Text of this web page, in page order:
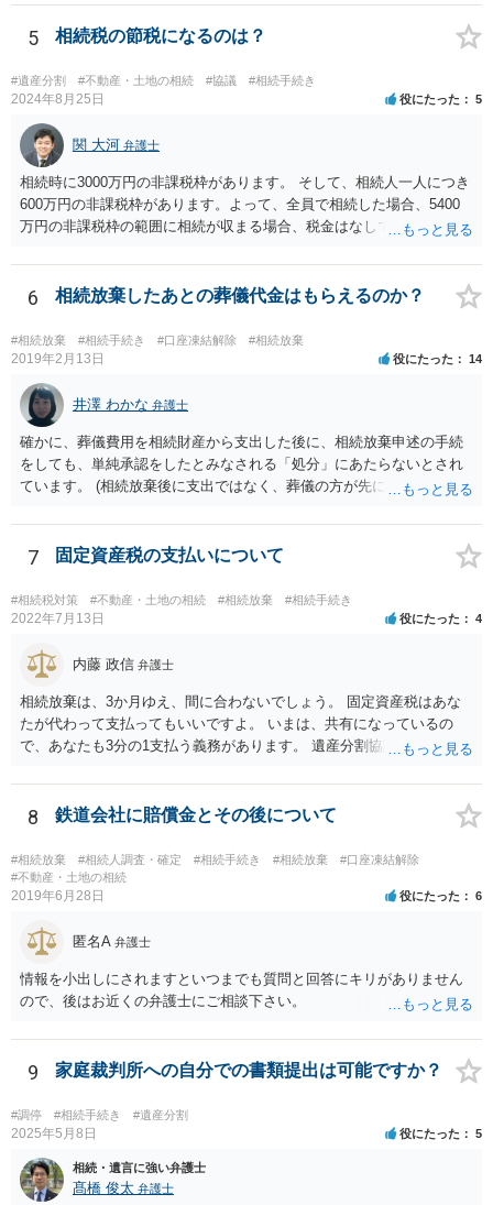
放棄するかどうか決めることができます。 銀行やサラ金が数年も放置
することはありませんので、数年後に借金が発見される可能性はほぼ
ありません。 なお、私が扱った相続放棄を検討していた案件で、期間
伸長して調査したところ、サラ金に対する過払金など相当な財産が見
つかったため相続したという事例がありました。
5 相続税の節税になるのは？
#遺産分割 #不動産・土地の相続 #協議 #相続手続き
2024年8月25日 役にたった 5
関 大河 弁護士
相続時に3000万円の非課税枠があります。 そして、相続人一人につき
600万円の非課税枠があります。よって、全員で相続した場合、5400
万円の非課税枠の範囲に相続が収まる場合、税金はなしです。 一人が
範囲となります。 一般的には、全員で相続する方が税金はお得です。
また、全員で相続しても、話し合いの結果、親がすべて相続と決める
こともできます。この場合でも相続の非課税枠は、全員で相続した540
0万円分使えます。 父が亡くなり、母が全部相続すると、母から三人
で相続する際は、4800万円が非課税枠となります。 そうすると、母が
亡くなってから相続すると、両親のどちらかが亡くなってから相続す
るより非課税の枠が減少します。 計画的に相続をするのがおすすめと
いうことになります。これ以外にも気をつける点はあるかもしれませ
んので、一度相談して想定するのがおすすめと思います。
6 相続放棄したあとの葬儀代金はもらえるのか？
#相続放棄 #相続手続き #口座凍結解除 #相続放棄
2019年2月13日 役にたった 14
井澤 わかな 弁護士
確かに、葬儀費用を相続財産から支出した後に、相続放棄申述の手続
をしても、単純承認をしたとみなされる「処分」にあたらないとされ
ています。 (相続放棄後に支出ではなく、葬儀の方が先に来るのが通常
述の手続ということだと思いますが) ただ、葬儀費用ならいくらでもよ
いということではなく、身分相応の、社会的儀式として当然認められ
る程度の金額に留まると考えた方がよいです。 もし、相続人の皆さん
に葬儀費用を支出する経済力がなく、質素な葬儀を行った費用であれ
ば相続財産から支出しても単純承認と認められない可能性が高いの
7 固定資産税の支払いについて
#相続税対策 #不動産・土地の相続 #相続放棄 #相続手続き
2022年7月13日 役にたった 4
内藤 政信 弁護士
相続放棄は、3か月ゆえ、間に合わないでしょう。 固定資産税はあな
たが代わって支払ってもいいですよ。 いまは、共有になっているの
で、あなたも3分の1支払う義務があります。 遺産分割協議をして、不
払い義務があります。
8 鉄道会社に賠償金とその後について
#相続放棄 #相続人調査・確定 #相続手続き #相続放棄
#口座凍結解除
#不動産・土地の相続
2019年6月28日 役にたった 6
匿名A 弁護士
情報を小出しにされますといつまでも質問と回答にキリがありません
ので、後はお近くの弁護士にご相談下さい。
9 家庭裁判所への自分での書類提出は可能ですか？
#調停 #相続手続き #遺産分割
2025年5月8日 役にたった 5
相続・遺言に強い弁護士
髙橋 俊太 弁護士